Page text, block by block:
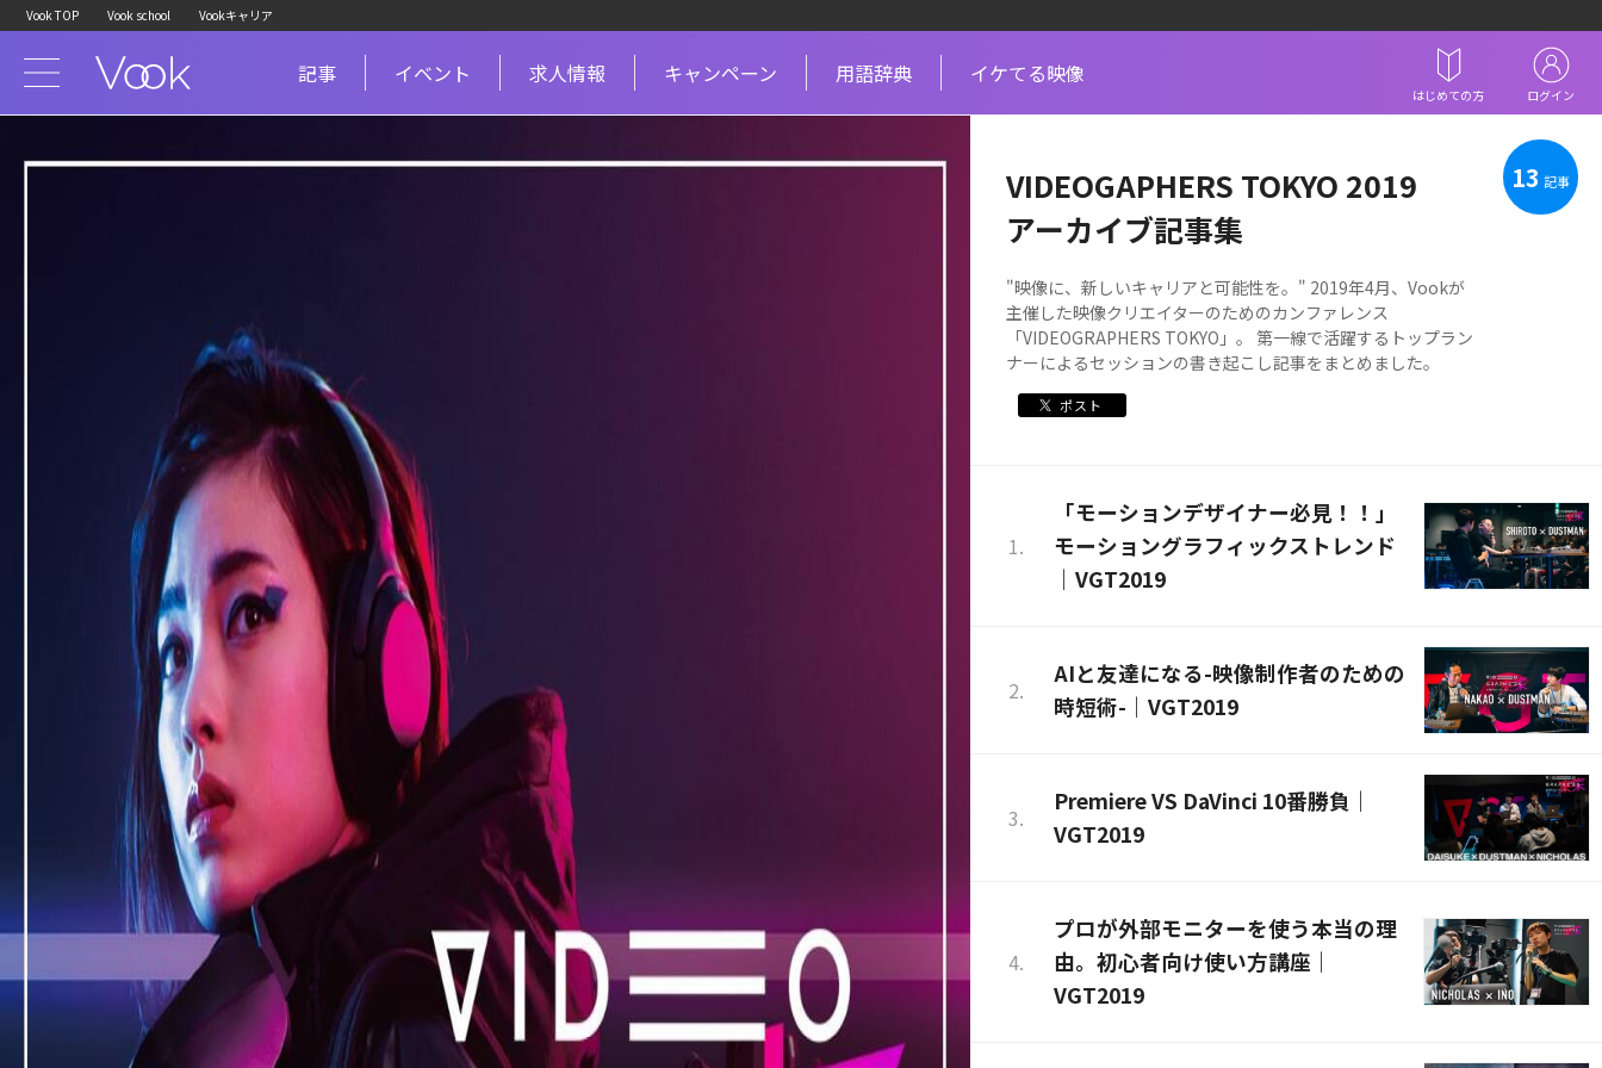
Vook TOP Vook school Vookキャリア
記事 イベント 求人情報 キャンペーン 用語辞典 イケてる映像
はじめての方 ログイン
VIDEOGAPHERS TOKYO 2019
アーカイブ記事集
13 記事
"映像に、新しいキャリアと可能性を。" 2019年4月、Vookが
主催した映像クリエイターのためのカンファレンス
「VIDEOGRAPHERS TOKYO」。 第一線で活躍するトップラン
ナーによるセッションの書き起こし記事をまとめました。
ポスト
「モーションデザイナー必見！！」
モーショングラフィックストレンド
｜VGT2019
AIと友達になる-映像制作者のための
時短術-｜VGT2019
Premiere VS DaVinci 10番勝負｜
VGT2019
プロが外部モニターを使う本当の理
由。初心者向け使い方講座｜
VGT2019